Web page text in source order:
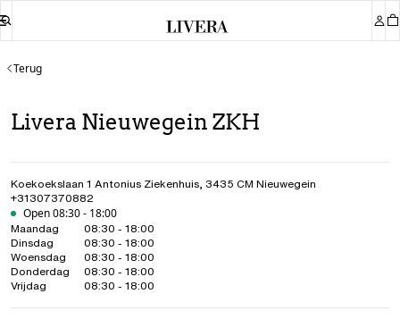
Terug
Livera Nieuwegein ZKH
Koekoekslaan 1 Antonius Ziekenhuis, 3435 CM Nieuwegein
+31307370882
Open 08:30 - 18:00
Maandag
08:30 - 18:00
Dinsdag
08:30 - 18:00
Woensdag
08:30 - 18:00
Donderdag
08:30 - 18:00
Vrijdag
08:30 - 18:00